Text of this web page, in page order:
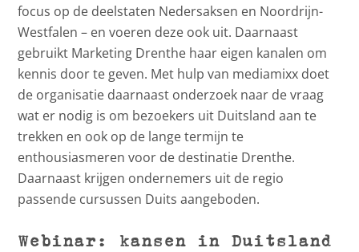
focus op de deelstaten Nedersaksen en Noordrijn-
Westfalen – en voeren deze ook uit. Daarnaast
gebruikt Marketing Drenthe haar eigen kanalen om
kennis door te geven. Met hulp van mediamixx doet
de organisatie daarnaast onderzoek naar de vraag
wat er nodig is om bezoekers uit Duitsland aan te
trekken en ook op de lange termijn te
enthousiasmeren voor de destinatie Drenthe.
Daarnaast krijgen ondernemers uit de regio
passende cursussen Duits aangeboden.
Webinar: kansen in Duitsland